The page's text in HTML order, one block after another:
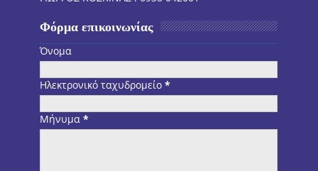
Φόρμα επικοινωνίας
Όνομα
Ηλεκτρονικό ταχυδρομείο*
Μήνυμα*